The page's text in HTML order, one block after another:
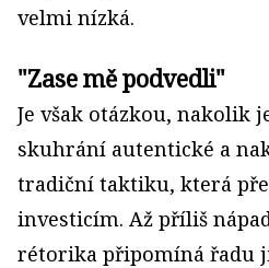
velmi nízká.
"Zase mě podvedli"
Je však otázkou, nakolik
skuhrání autentické a
tradiční taktiku, která
investicím. Až příliš
rétorika připomíná řadu